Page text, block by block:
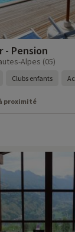
- Pension
Alpes (05)
Clubs enfants
proximité